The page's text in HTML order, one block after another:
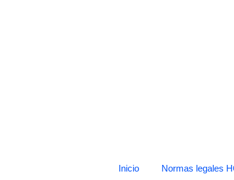
Inicio Normas legales